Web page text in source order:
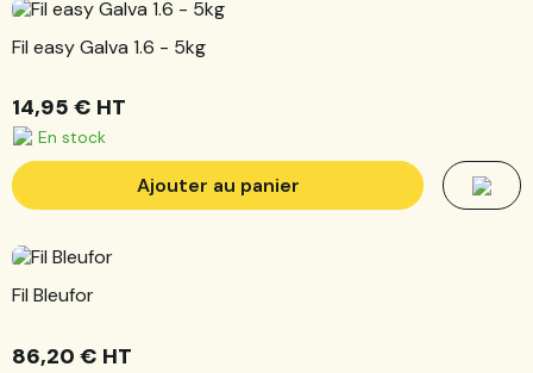
Fil easy Galva 1.6 - 5kg
14,95 € HT
En stock
Ajouter au panier
Fil Bleufor
86,20 € HT